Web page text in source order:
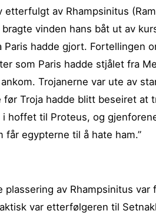
etterfulgt av Rhamp­sinitus
bragte vinden hans båt ut av
Paris hadde gjort. Fortellingen
som Paris hadde stjålet fra
Trojanerne var ute av
Troja hadde blitt beseiret at
i hoffet til Proteus, og
får egypterne til å hate ham.”
plassering av Rhampsinitus
var etterfølgeren til